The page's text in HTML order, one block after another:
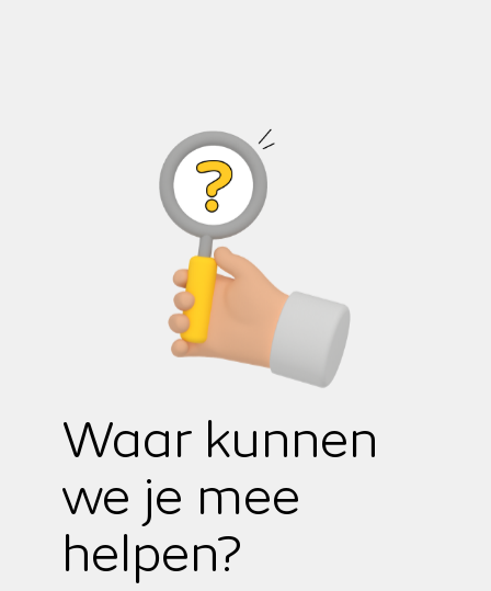
Waar kunnen
we je mee
helpen?